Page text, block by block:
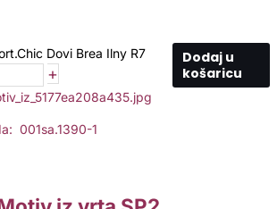
Dovi Brea Ilny R7
+
Dodaj u
košaricu
001sa.1390-1